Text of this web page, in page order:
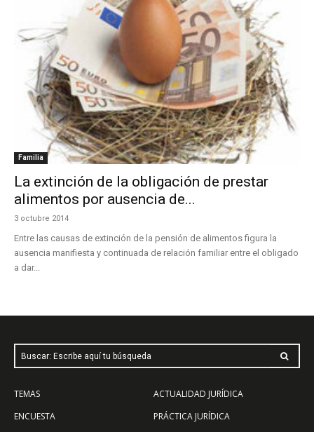
Familia
La extinción de la obligación de prestar
alimentos por ausencia de...
3 octubre 2014
Entre las causas de extinción de la pensión de alimentos figura la
ausencia manifiesta y continuada de relación familiar entre el obligado
a dar...
Buscar: Escribe aquí tu búsqueda
TEMAS
ENCUESTA
ACTUALIDAD JURÍDICA
PRÁCTICA JURÍDICA